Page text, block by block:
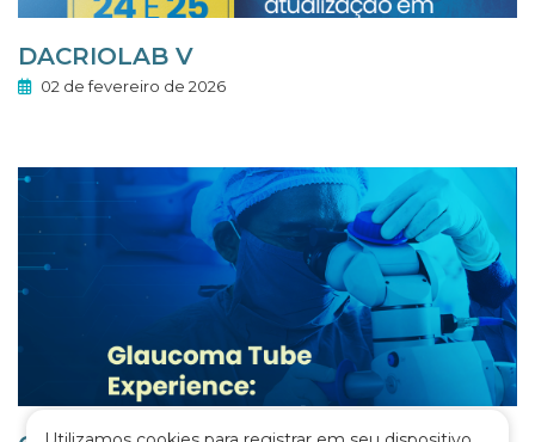
DACRIOLAB V
02 de fevereiro de 2026